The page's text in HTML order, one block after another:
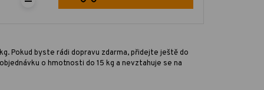
Pokud byste rádi dopravu zdarma, přidejte ještě do
o hmotnosti do 15 kg a nevztahuje se na